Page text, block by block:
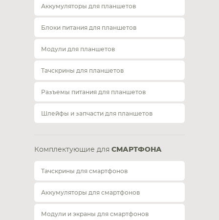
Аккумуляторы для планшетов
Блоки питания для планшетов
Модули для планшетов
Тачскрины для планшетов
Разъемы питания для планшетов
Шлейфы и запчасти для планшетов
Комплектующие для СМАРТФОНА
Тачскрины для смартфонов
Аккумуляторы для смартфонов
Модули и экраны для смартфонов